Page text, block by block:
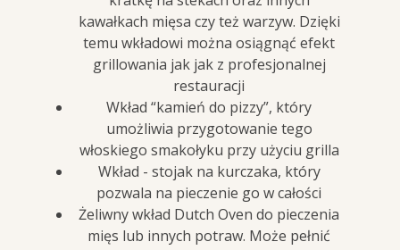
kawałkach mięsa czy też warzyw. Dzięki
temu wkładowi można osiągnąć efekt
grillowania jak jak z profesjonalnej
restauracji
Wkład “kamień do pizzy”, który
umożliwia przygotowanie tego
włoskiego smakołyku przy użyciu grilla
Wkład - stojak na kurczaka, który
pozwala na pieczenie go w całości
Żeliwny wkład Dutch Oven do pieczenia
mięs lub innych potraw. Może pełnić